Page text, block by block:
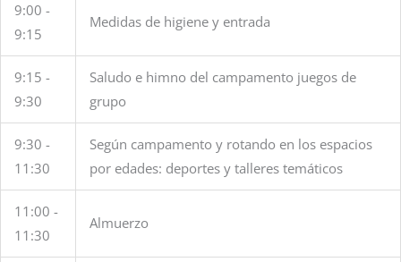
9:00 -
9:15
Medidas de higiene y entrada
9:15 -
9:30
Saludo e himno del campamento juegos de
grupo
9:30 -
11:30
Según campamento y rotando en los espacios
por edades: deportes y talleres temáticos
11:00 -
11:30
Almuerzo